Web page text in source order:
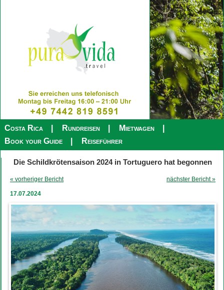
Costa Rica Rundreisen
Mietwagen
Book your Guide
Reiseführer
Die Schildkrötensaison 2024 in Tortuguero hat begonnen
nächster Bericht »
« vorheriger Bericht
17.07.2024